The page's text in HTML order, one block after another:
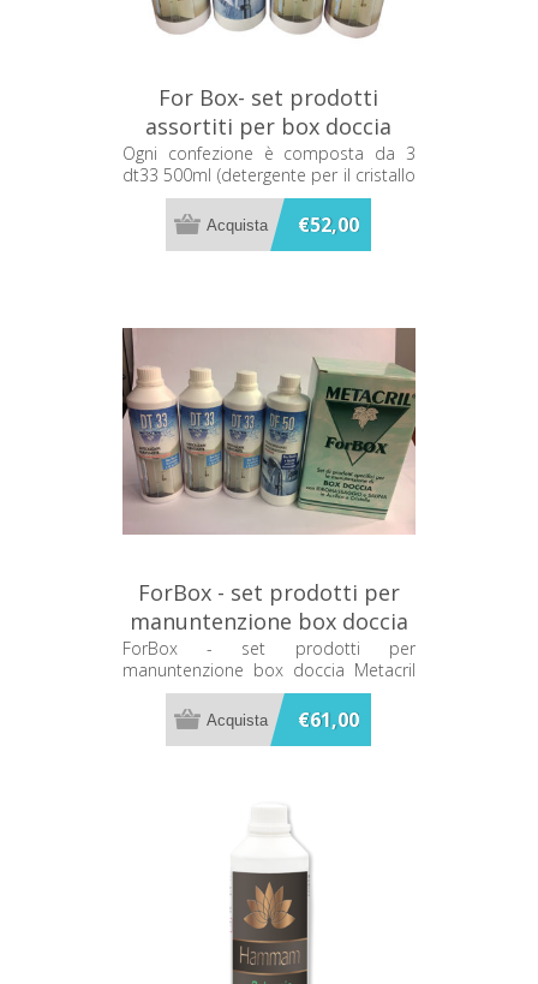
For Box- set prodotti
assortiti per box doccia
Metacril C061
Ogni confezione è composta da 3
dt33 500ml (detergente per il cristallo
del box doccia) e 1 df50 500ml.
disincrostante per superfici acriliche e
parti cromate.
€52,00
ForBox - set prodotti per
manuntenzione box doccia
Metacril 02400001
ForBox - set prodotti per
manuntenzione box doccia Metacril
02400001
€61,00